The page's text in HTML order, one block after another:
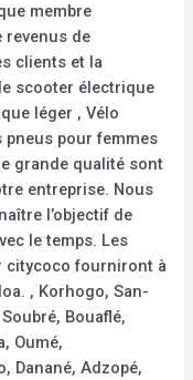
membre
revenus de
clients et la
scooter électrique
léger , Vélo
pneus pour femmes
grande qualité sont
entreprise. Nous
l’objectif de
le temps. Les
citycoco fourniront à
, Korhogo, San-
Bouaflé,
Oumé,
Danané, Adzopé,